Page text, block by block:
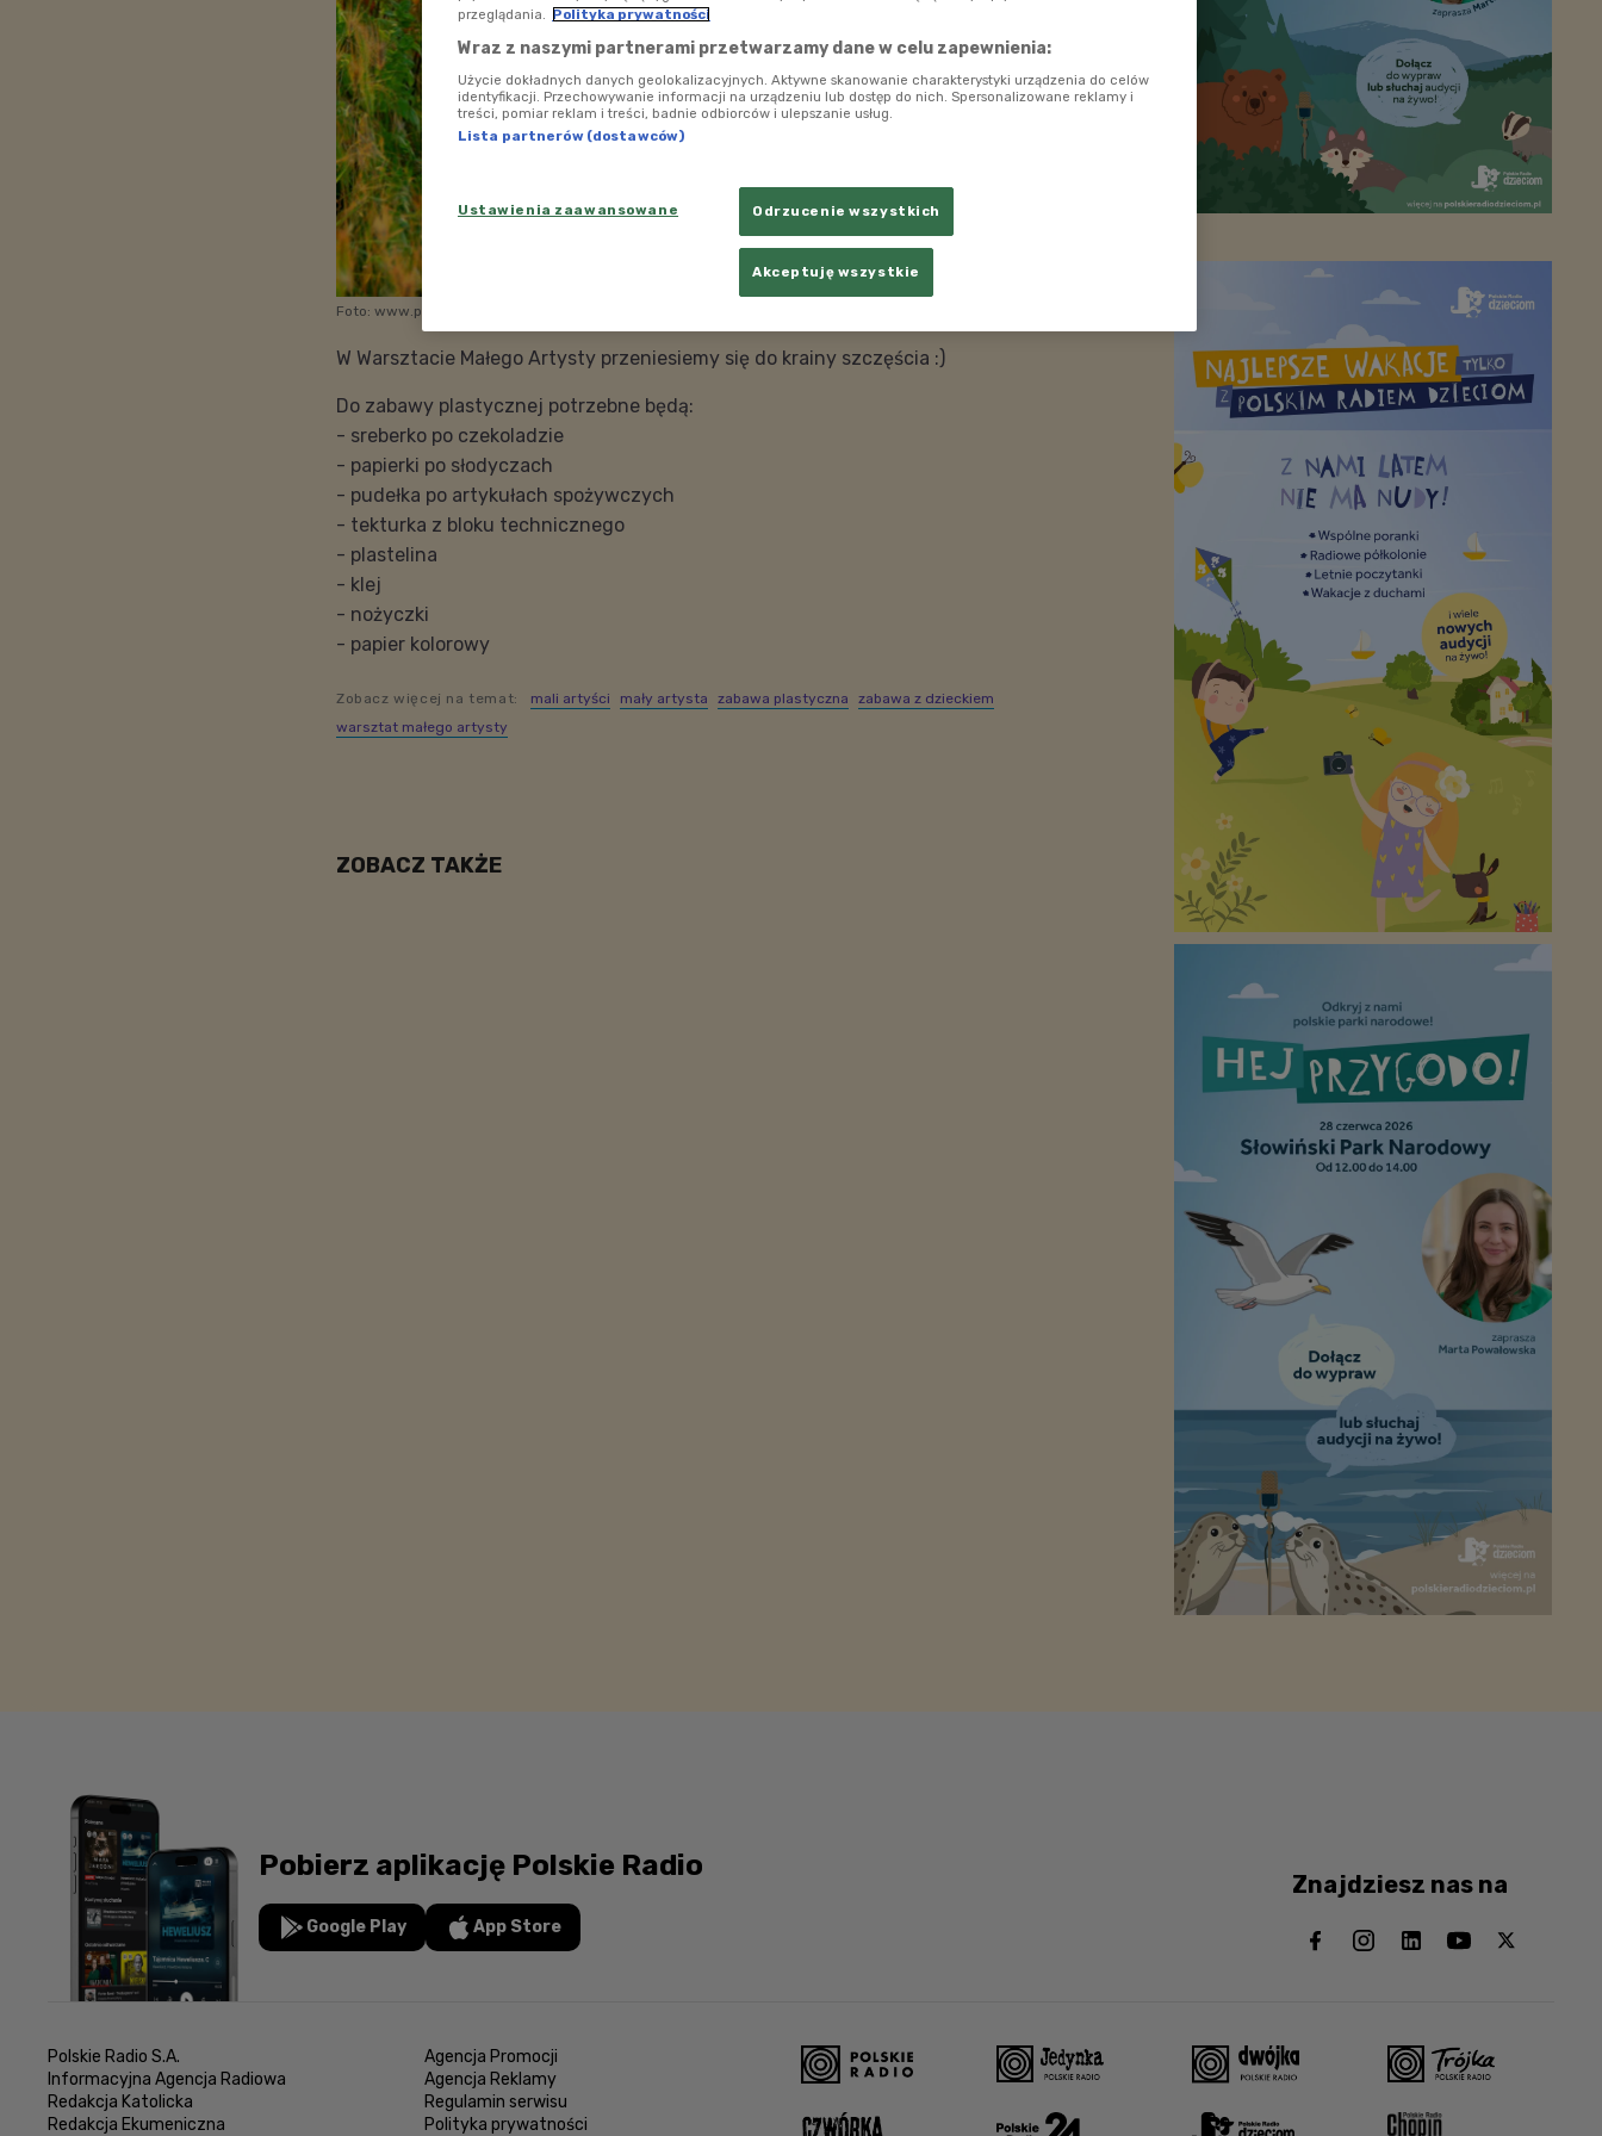
Foto: www.pixabay.com
W Warsztacie Małego Artysty przeniesiemy się do krainy szczęścia :)
Do zabawy plastycznej potrzebne będą:
- sreberko po czekoladzie
- papierki po słodyczach
- pudełka po artykułach spożywczych
- tekturka z bloku technicznego
- plastelina
- klej
- nożyczki
- papier kolorowy
Zobacz więcej na temat: mali artyści mały artysta zabawa plastyczna
zabawa z dzieckiem
warsztat małego artysty
ZOBACZ TAKŻE
Pobierz aplikację Polskie Radio
Google Play App Store
Znajdziesz nas na
Polskie Radio S.A.
Informacyjna Agencja Radiowa
Redakcja Katolicka
Redakcja Ekumeniczna
Agencja Promocji
Agencja Reklamy
Regulamin serwisu
Polityka prywatności
przeglądania. Polityka prywatności
Wraz z naszymi partnerami przetwarzamy dane w celu zapewnienia:
Użycie dokładnych danych geolokalizacyjnych. Aktywne skanowanie charakterystyki urządzenia do celów
identyfikacji. Przechowywanie informacji na urządzeniu lub dostęp do nich. Spersonalizowane reklamy i
treści, pomiar reklam i treści, badnie odbiorców i ulepszanie usług.
Lista partnerów (dostawców)
Ustawienia zaawansowane Odrzucenie wszystkich
Akceptuję wszystkie